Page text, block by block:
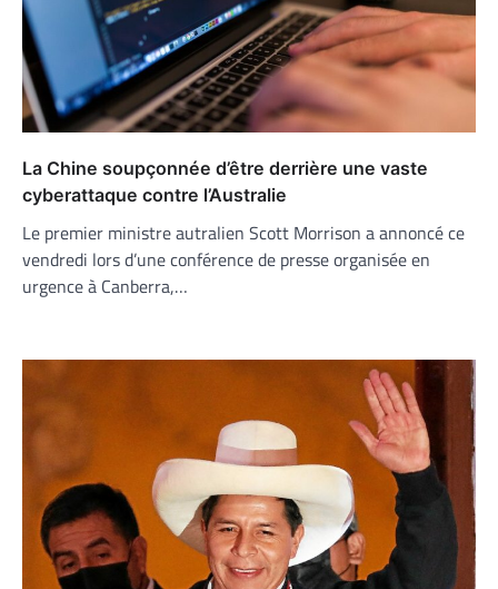
La Chine soupçonnée d’être derrière une vaste
cyberattaque contre l’Australie
Le premier ministre autralien Scott Morrison a annoncé ce
vendredi lors d’une conférence de presse organisée en
urgence à Canberra,…